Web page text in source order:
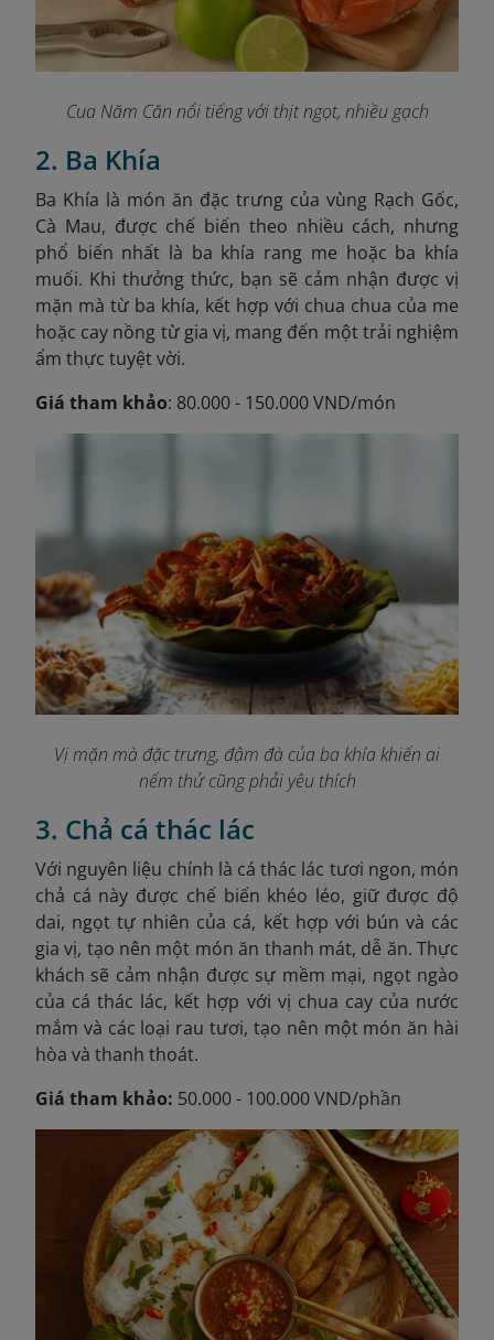
Cua Năm Căn nổi tiếng với thịt ngọt, nhiều gạch
2. Ba Khía
Ba Khía là món ăn đặc trưng của vùng Rạch Gốc,
Cà Mau, được chế biến theo nhiều cách, nhưng
phổ biến nhất là ba khía rang me hoặc ba khía
muối. Khi thưởng thức, bạn sẽ cảm nhận được vị
mặn mà từ ba khía, kết hợp với chua chua của me
hoặc cay nồng từ gia vị, mang đến một trải nghiệm
ẩm thực tuyệt vời.
Giá tham khảo: 80.000 - 150.000 VND/món
Vị mặn mà đặc trưng, đậm đà của ba khía khiến ai
nếm thử cũng phải yêu thích
3. Chả cá thác lác
Với nguyên liệu chính là cá thác lác tươi ngon, món
chả cá này được chế biến khéo léo, giữ được độ
dai, ngọt tự nhiên của cá, kết hợp với bún và các
gia vị, tạo nên một món ăn thanh mát, dễ ăn. Thực
khách sẽ cảm nhận được sự mềm mại, ngọt ngào
của cá thác lác, kết hợp với vị chua cay của nước
mắm và các loại rau tươi, tạo nên một món ăn hài
hòa và thanh thoát.
Giá tham khảo: 50.000 - 100.000 VND/phần